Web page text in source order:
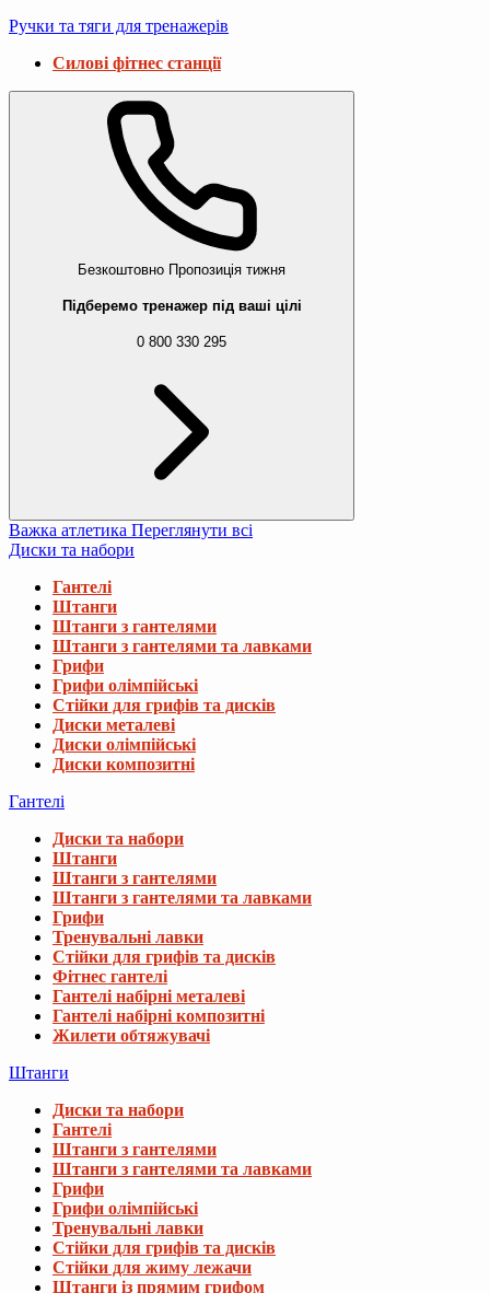
Ручки та тяги для тренажерів
Силові фітнес станції
Безкоштовно Пропозиція тижня
Підберемо тренажер під ваші цілі
0 800 330 295
Важка атлетика Переглянути всі
Диски та набори
Гантелі
Штанги
Штанги з гантелями
Штанги з гантелями та лавками
Грифи
Грифи олімпійські
Стійки для грифів та дисків
Диски металеві
Диски олімпійські
Диски композитні
Гантелі
Диски та набори
Штанги
Штанги з гантелями
Штанги з гантелями та лавками
Грифи
Тренувальні лавки
Стійки для грифів та дисків
Фітнес гантелі
Гантелі набірні металеві
Гантелі набірні композитні
Жилети обтяжувачі
Штанги
Диски та набори
Гантелі
Штанги з гантелями
Штанги з гантелями та лавками
Грифи
Грифи олімпійські
Тренувальні лавки
Стійки для грифів та дисків
Стійки для жиму лежачи
Штанги із прямим грифом